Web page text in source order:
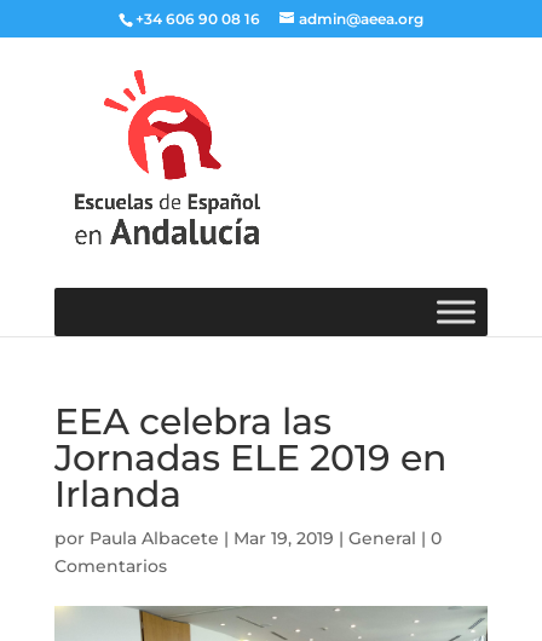
+34 606 90 08 16 admin@aeea.org
EEA celebra las
Jornadas ELE 2019 en
Irlanda
por Paula Albacete | Mar 19, 2019 | General | 0
Comentarios